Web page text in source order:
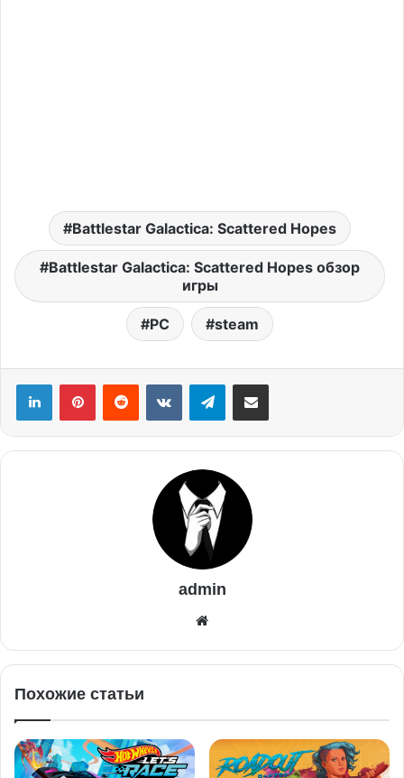
Battlestar Galactica: Scattered Hopes
Battlestar Galactica: Scattered Hopes обзор
игры
PC steam
admin
Похожие статьи